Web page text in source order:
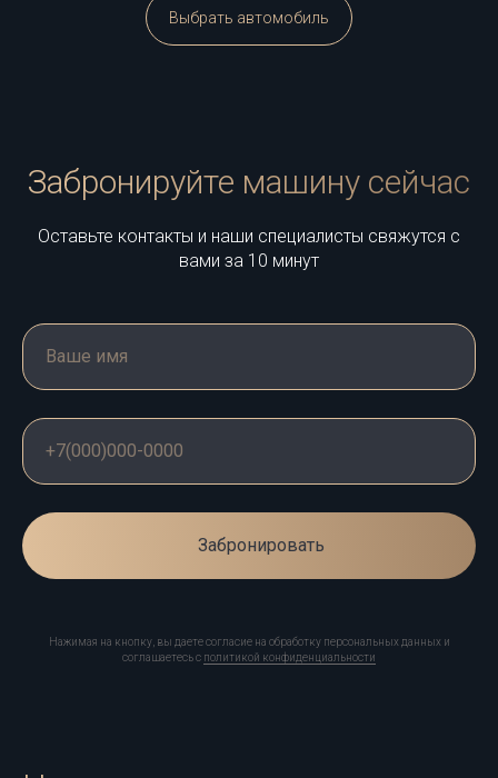
Выбрать автомобиль
Забронируйте машину сейчас
Оставьте контакты и наши специалисты свяжутся с
вами за 10 минут
Забронировать
Нажимая на кнопку, вы даете согласие на обработку персональных данных и
соглашаетесь c политикой конфиденциальности
Нужна помощь?
*Является продуктом экстремистской компании Meta, деятельность которой
запрещена на территории РФ
Контакты
Услуги
Автопарк
+7 (499) 390-14-05
Контакты
Договор
Политика конфиденциальности